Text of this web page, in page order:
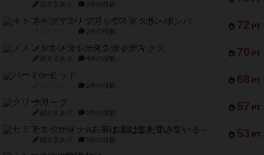
紹介文あり 1件の投稿
72 PT
キャプテン・フリップ：イスラ・ボンバ
2件の投稿
70 PT
メメントオンラインタクティクス
紹介文あり 4件の投稿
68 PT
パーミッド
1件の投稿
57 PT
クリーグ
紹介文あり 1件の投稿
53 PT
セミファイナル ～お前はまだ生きている～
紹介文あり 1件の投稿